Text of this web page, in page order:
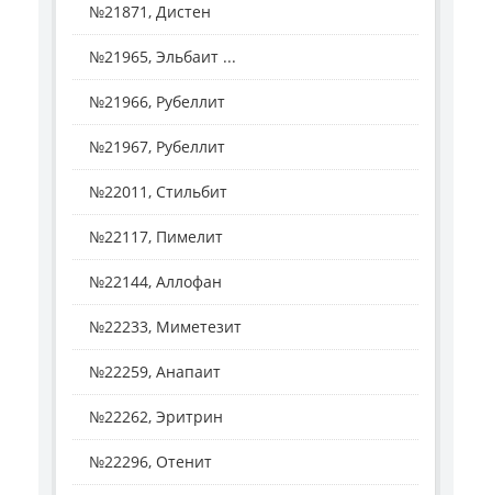
№21871, Дистен
№21965, Эльбаит ...
№21966, Рубеллит
№21967, Рубеллит
№22011, Стильбит
№22117, Пимелит
№22144, Аллофан
№22233, Миметезит
№22259, Анапаит
№22262, Эритрин
№22296, Отенит